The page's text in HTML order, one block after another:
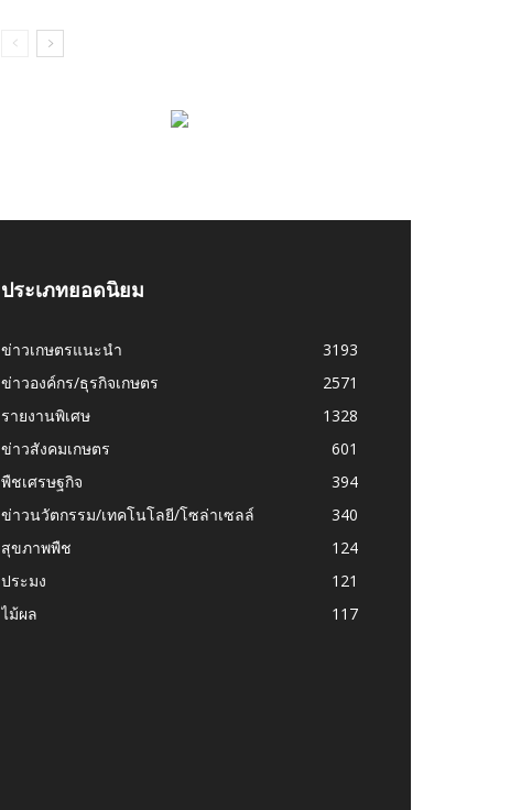
ประเภทยอดนิยม
ข่าวเกษตรแนะนำ
3193
ข่าวองค์กร/ธุรกิจเกษตร
2571
รายงานพิเศษ
1328
ข่าวสังคมเกษตร
601
พืชเศรษฐกิจ
394
ข่าวนวัตกรรม/เทคโนโลยี/โซล่าเซลล์
340
สุขภาพพืช
124
ประมง
121
ไม้ผล
117